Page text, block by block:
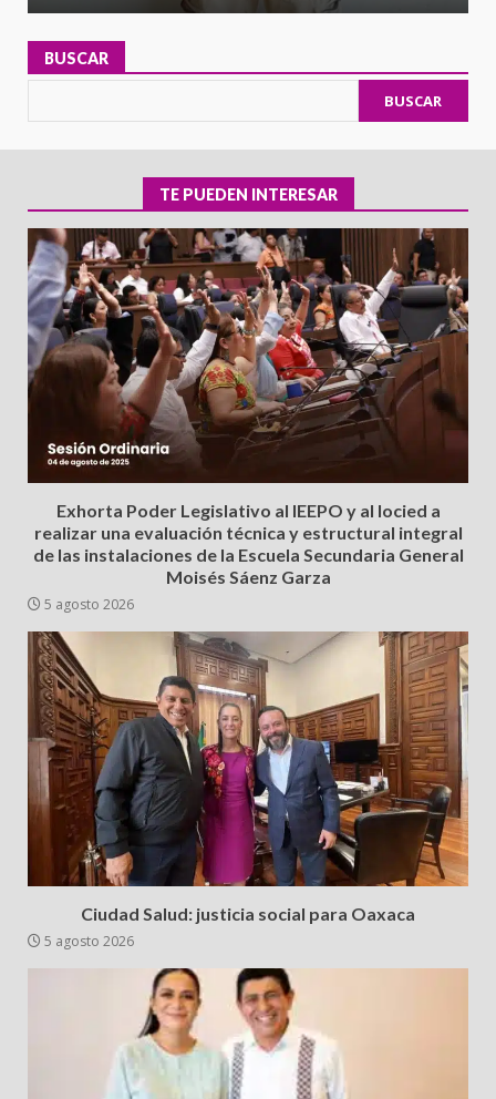
BUSCAR
BUSCAR
TE PUEDEN INTERESAR
Exhorta Poder Legislativo al IEEPO y al Iocied a
realizar una evaluación técnica y estructural integral
de las instalaciones de la Escuela Secundaria General
Moisés Sáenz Garza
5 agosto 2026
Ciudad Salud: justicia social para Oaxaca
5 agosto 2026